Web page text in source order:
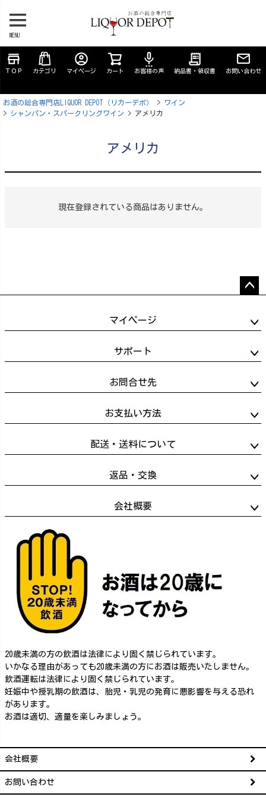
MENU
store
ＴＯＰ カテゴリ
account_circle
マイページ カート
settings_voice
お客様の声
receipt_long
納品書・領収書 お問い合わせ
お酒の総合専門店LIQUOR DEPOT（リカーデポ）
ワイン
シャンパン・スパークリングワイン
アメリカ
アメリカ
現在登録されている商品はありません。
ップ
マイページ
サポート
お問合せ先
お支払い方法
配送・送料について
返品・交換
会社概要
20歳未満の方の飲酒は法律により固く禁じられています。
いかなる理由があっても20歳未満の方にお酒は販売いたしません。
飲酒運転は法律により固く禁じられています。
妊娠中や授乳期の飲酒は、胎児・乳児の発育に悪影響を与える恐れ
があります。
お酒は適切、適量を楽しみましょう。
会社概要
お問い合わせ